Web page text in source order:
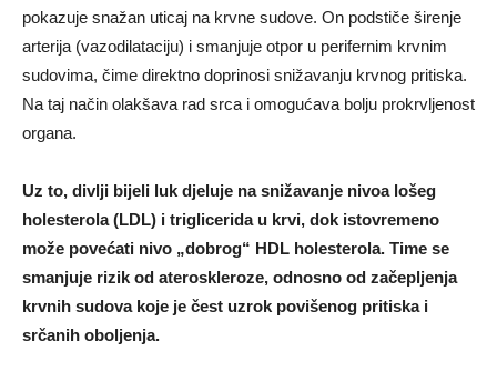
pokazuje snažan uticaj na krvne sudove. On podstiče širenje
arterija (vazodilataciju) i smanjuje otpor u perifernim krvnim
sudovima, čime direktno doprinosi snižavanju krvnog pritiska.
Na taj način olakšava rad srca i omogućava bolju prokrvljenost
organa.
Uz to, divlji bijeli luk djeluje na snižavanje nivoa lošeg
holesterola (LDL) i triglicerida u krvi, dok istovremeno
može povećati nivo „dobrog“ HDL holesterola. Time se
smanjuje rizik od ateroskleroze, odnosno od začepljenja
krvnih sudova koje je čest uzrok povišenog pritiska i
srčanih oboljenja.